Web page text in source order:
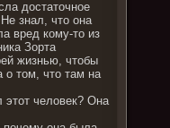
достаточное
знал, что она
вред кому-то из
Зорта
жизнью, чтобы
о том, что там на
человек? Она